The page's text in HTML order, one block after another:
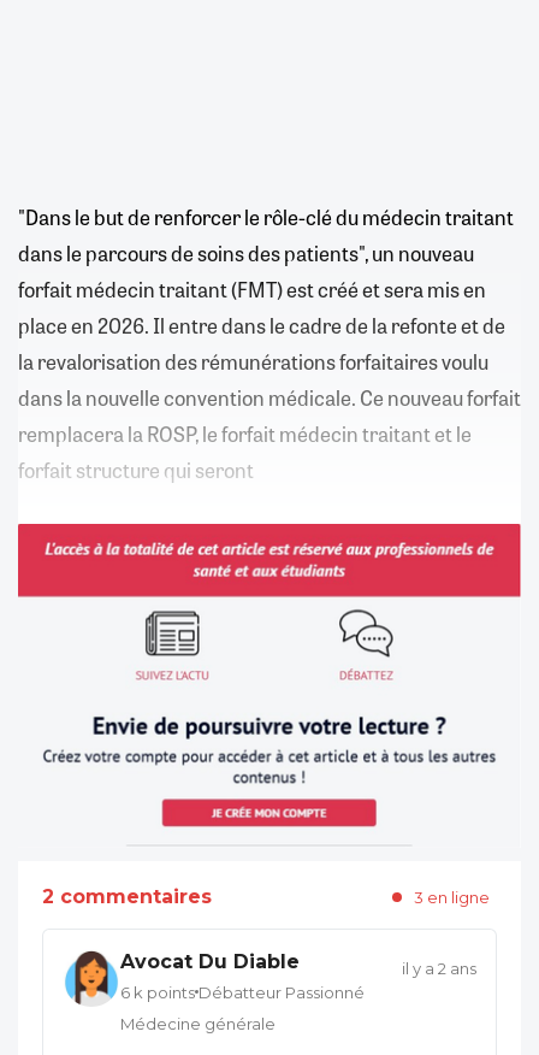
"Dans le but de renforcer le rôle-clé du médecin traitant
dans le parcours de soins des patients", un nouveau
forfait médecin traitant (FMT) est créé et sera mis en
place en 2026. Il entre dans le cadre de la refonte et de
la revalorisation des rémunérations forfaitaires voulu
dans la nouvelle convention médicale. Ce nouveau forfait
remplacera la ROSP, le forfait médecin traitant et le
forfait structure qui seront
2 commentaires 3 en ligne
Avocat Du Diable
6 k points Débatteur Passionné
Médecine générale
il y a 2 ans